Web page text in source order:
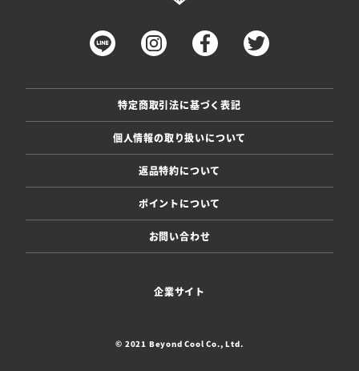
特定商取引法に基づく表記
個人情報の取り扱いについて
返品特約について
ポイントについて
お問い合わせ
企業サイト
© 2021 Beyond Cool Co., Ltd.